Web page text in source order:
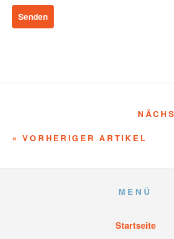
« VORHERIGER ARTIKEL
MENÜ
Startseite